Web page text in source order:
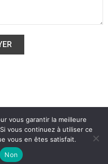
légales
vous garantir la meilleure
vous continuez à utiliser ce
vous en êtes satisfait.
Non